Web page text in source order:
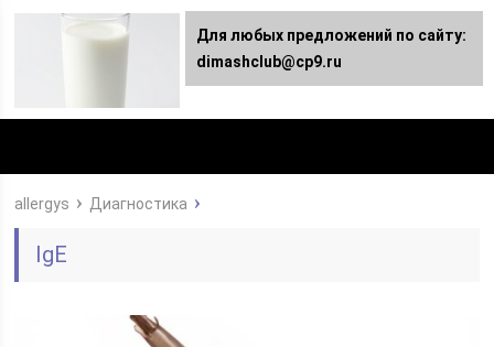
allergys Диагностика
IgE
Для любых предложений по сайту:
dimashclub@cp9.ru